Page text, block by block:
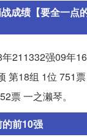
成绩【要全一点
211332强09年
第18组 1位 751
票 一之濑琴。
前10强